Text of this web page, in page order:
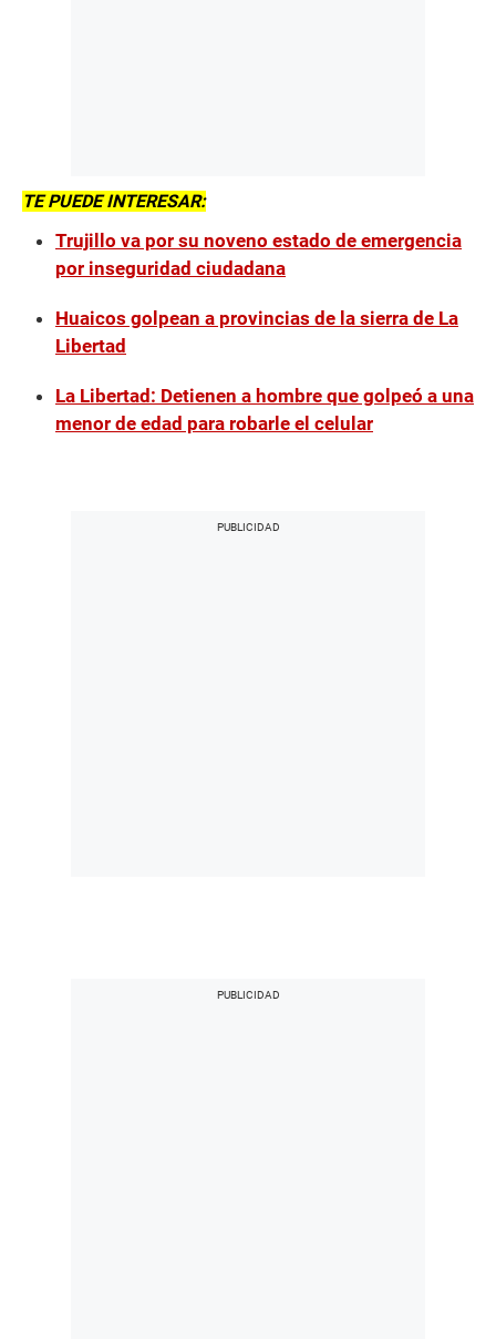
TE PUEDE INTERESAR:
Trujillo va por su noveno estado de emergencia
por inseguridad ciudadana
Huaicos golpean a provincias de la sierra de La
Libertad
La Libertad: Detienen a hombre que golpeó a una
menor de edad para robarle el celular